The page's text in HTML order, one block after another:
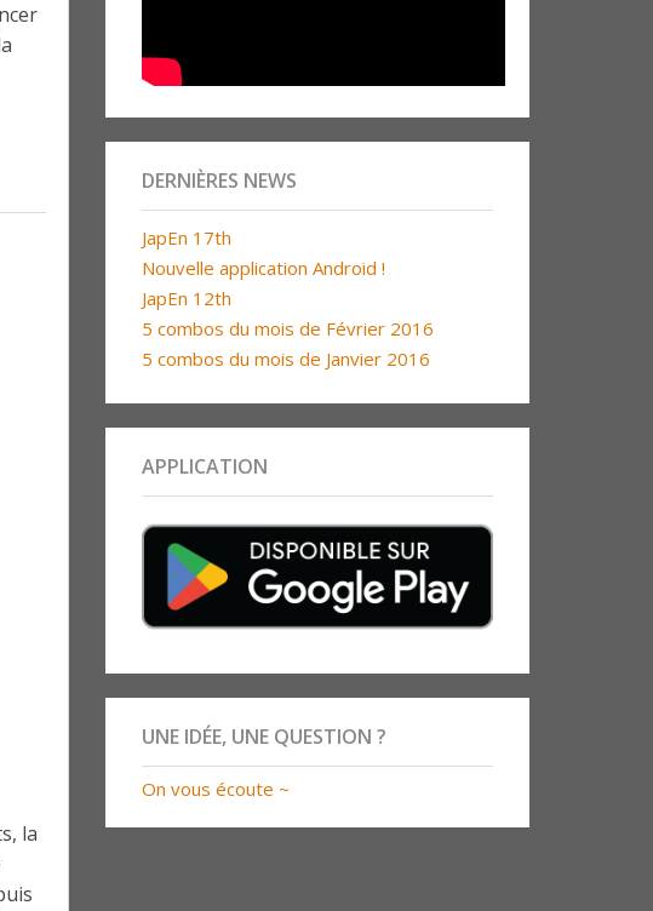
la
DERNIÈRES NEWS
JapEn 17th
Nouvelle application Android !
JapEn 12th
5 combos du mois de Février 2016
5 combos du mois de Janvier 2016
APPLICATION
UNE IDÉE, UNE QUESTION ?
On vous écoute ~